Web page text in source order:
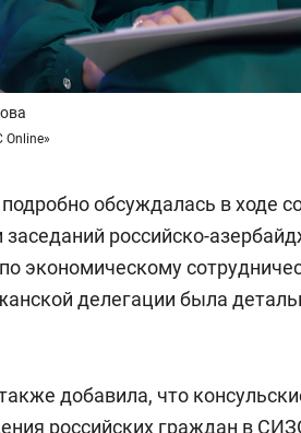
обсуждалась в ходе
заседаний российско-
экономическому
делегации была
добавила, что
российских граждан в